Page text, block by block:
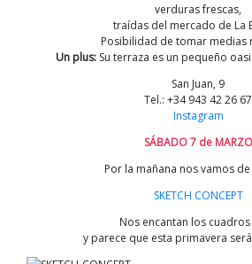
verduras frescas,
traídas del mercado de La
Posibilidad de tomar medias
Un plus:Su terraza es un pequeño
San Juan, 9
Tel.: +34 943 42 26 67
Instagram
SÁBADO 7 de MARZO
Por la mañana nos vamos
SKETCH CONCEPT
Nos encantan los cuadros
y parece que esta primavera